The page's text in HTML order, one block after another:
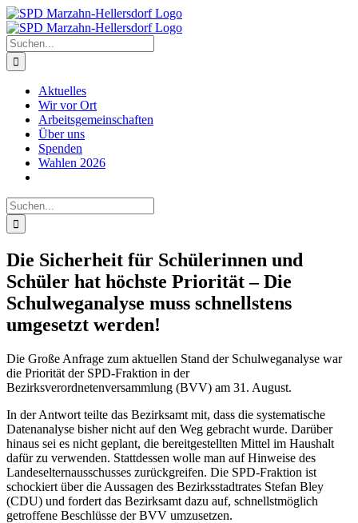
Zum
Inhalt
springen
Suche
nach:
Aktuelles
Wir vor Ort
Arbeitsgemeinschaften
Über uns
Spenden
Wahlen 2026
Suche
nach:
Die Sicherheit für Schülerinnen und
Schüler hat höchste Priorität – Die
Schulweganalyse muss schnellstens
umgesetzt werden!
Die Große Anfrage zum aktuellen Stand der Schulweganalyse war
die Priorität der SPD-Fraktion in der
Bezirksverordnetenversammlung (BVV) am 31. August.
In der Antwort teilte das Bezirksamt mit, dass die systematische
Datenanalyse bisher nicht auf den Weg gebracht wurde. Darüber
hinaus sei es nicht geplant, die bereitgestellten Mittel im Haushalt
dafür zu verwenden. Stattdessen wolle man auf Hinweise des
Landeselternausschusses zurückgreifen. Die SPD-Fraktion ist
schockiert über die Aussagen des Bezirksstadtrates Stefan Bley
(CDU) und fordert das Bezirksamt dazu auf, schnellstmöglich
getroffene Beschlüsse der BVV umzusetzen.